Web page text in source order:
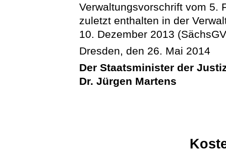
Verwaltungsvorschrift vom 5.
zuletzt enthalten in der
10. Dezember 2013
Dresden, den 26. Mai 2014
Der Staatsminister der
Dr. Jürgen Martens